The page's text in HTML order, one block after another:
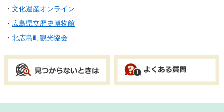
・ 文化遺産オンライン
・ 広島県立歴史博物館
・ 北広島町観光協会